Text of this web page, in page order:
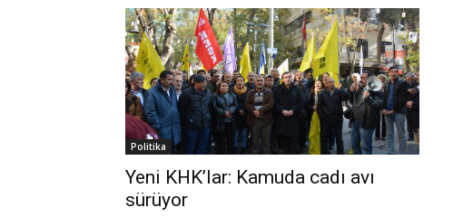
Politika
Yeni KHK’lar: Kamuda cadı avı
sürüyor